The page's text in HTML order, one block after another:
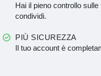
Hai il pieno controllo
condividi.
PIÙ SICUREZZA
Il tuo account è